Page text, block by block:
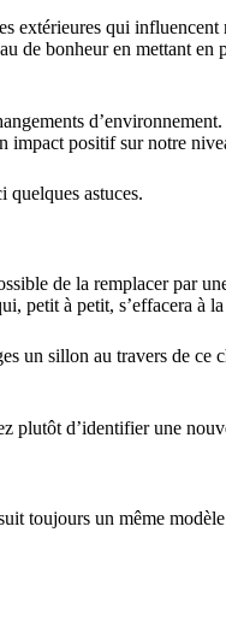
extérieures qui
de bonheur en mettant
impact positif sur notre
quelques astuces.
de la remplacer par
petit à petit, s’effacera à
un sillon au travers de
plutôt d’identifier une
toujours un même